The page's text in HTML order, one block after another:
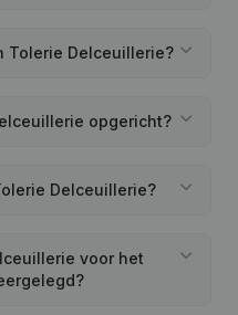
Tolerie Delceuillerie?
opgericht?
Delceuillerie?
voor het